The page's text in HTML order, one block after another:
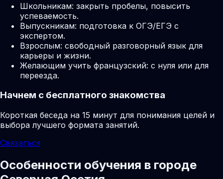
Школьникам: закрыть пробелы, повысить
успеваемость.
Выпускникам: подготовка к ОГЭ/ЕГЭ с
экспертом.
Взрослым: свободный разговорный язык для
карьеры и жизни.
Желающим учить французский: с нуля или для
переезда.
Начнем с бесплатного знакомства
Короткая беседа на 15 минут для понимания целей и
выбора лучшего формата занятий.
Связаться
Особенности обучения в городе